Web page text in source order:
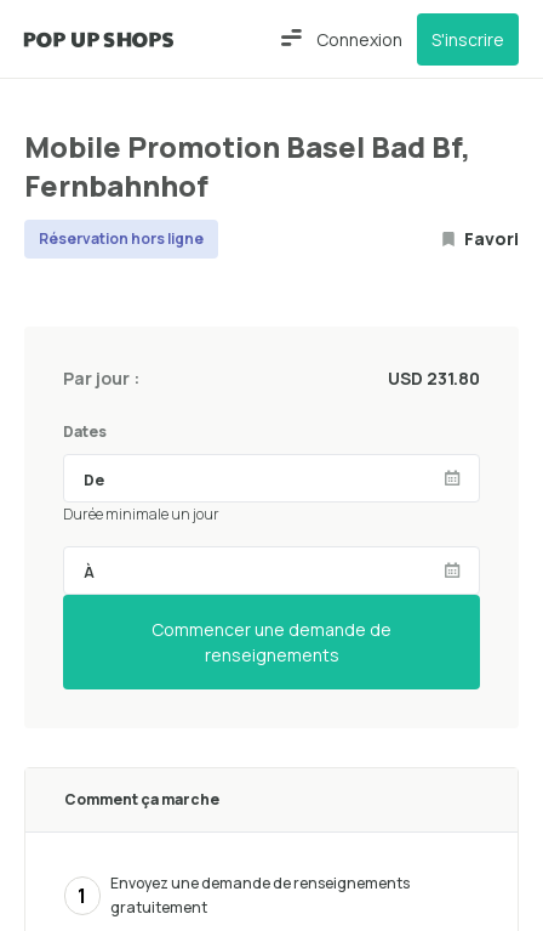
Connexion S'inscrire
Mobile Promotion Basel Bad Bf,
Fernbahnhof
Réservation hors ligne Favori
Par jour : USD 231.80
Dates
Durée minimale un jour
Commencer une demande de
renseignements
Comment ça marche
1
Envoyez une demande de renseignements
gratuitement